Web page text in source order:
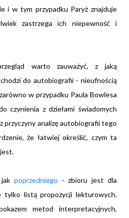
i w tym przypadku Paryż znajduje
zastrzega ich niepewność i
warto zauważyć, z jaką
do autobiografii - nieufnością
w przypadku Paula Bowlesa
czynienia z dziełami świadomych
przyczyny analizę autobiografii tego
że łatwiej określić, czym ta
poprzedniego - zbioru jest dla
tylko listą propozycji lekturowych.
metod interpretacyjnych,